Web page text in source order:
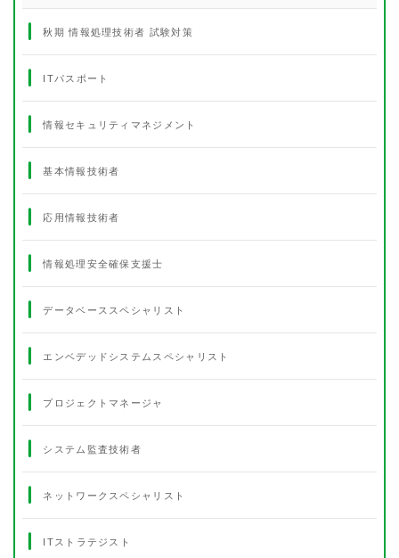
秋期 情報処理技術者 試験対策
ITパスポート
情報セキュリティマネジメント
基本情報技術者
応用情報技術者
情報処理安全確保支援士
データベーススペシャリスト
エンベデッドシステムスペシャリスト
プロジェクトマネージャ
システム監査技術者
ネットワークスペシャリスト
ITストラテジスト